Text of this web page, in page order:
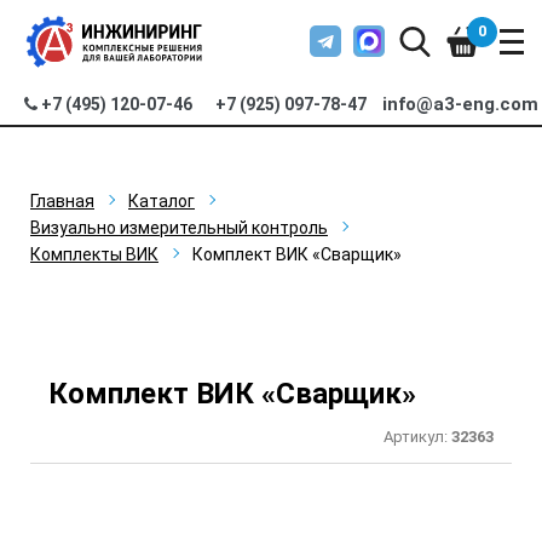
+7 (495) 120-07-46 +7 (925) 097-78-47 info@a3-eng.com
0
Главная
Каталог
Визуально измерительный контроль
Комплекты ВИК
Комплект ВИК «Сварщик»
Комплект ВИК «Сварщик»
Артикул: 32363